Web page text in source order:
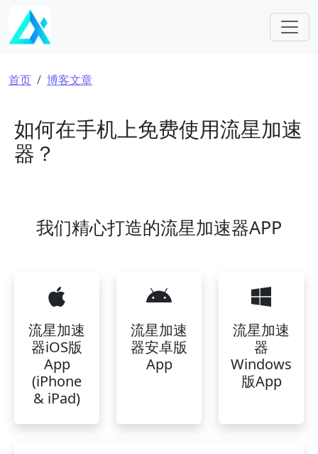
跳转到主要内容
面包屑
首页 博客文章
如何在手机上免费使用流星加速
器？
我们精心打造的流星加速器APP
流星加速
器iOS版
App
(iPhone
& iPad)
流星加速
器安卓版
App
流星加速
器
Windows
版App